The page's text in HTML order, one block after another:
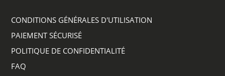
CONDITIONS GÉNÉRALES D'UTILISATION
PAIEMENT SÉCURISÉ
POLITIQUE DE CONFIDENTIALITÉ
FAQ